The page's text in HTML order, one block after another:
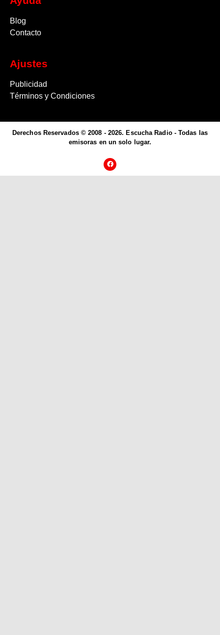
Blog
Contacto
Ajustes
Publicidad
Términos y Condiciones
Derechos Reservados © 2008 - 2026. Escucha Radio - Todas las
emisoras en un solo lugar.